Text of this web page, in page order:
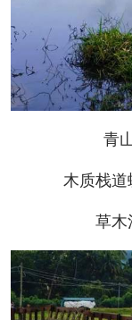
青山
木质栈道蜿
草木清